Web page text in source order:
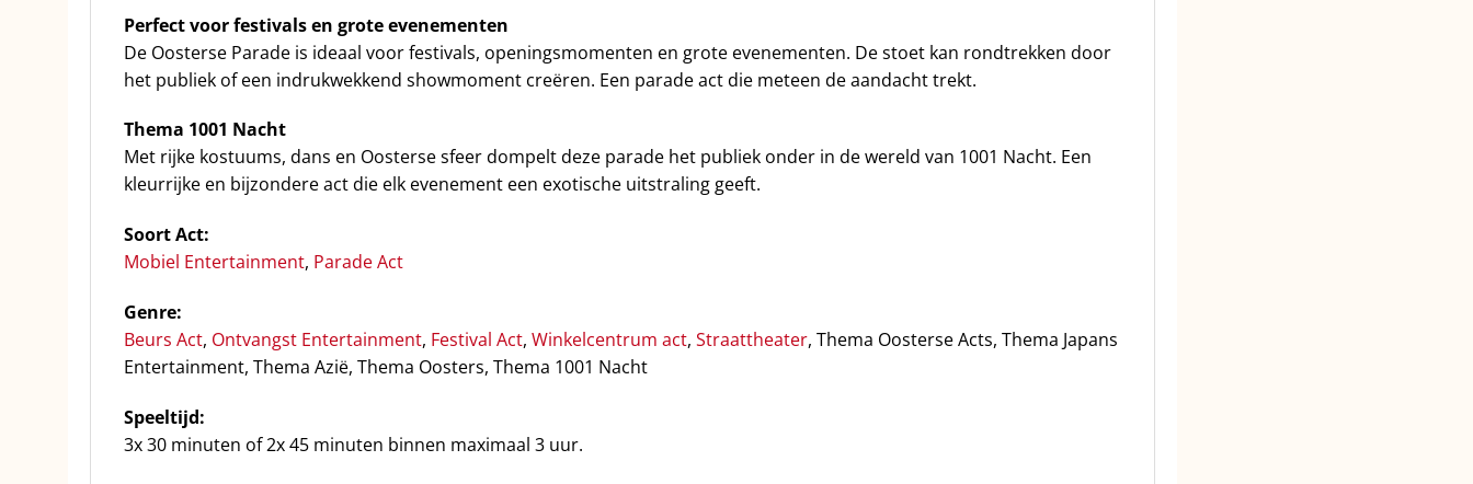
Perfect voor festivals en grote evenementen
De Oosterse Parade is ideaal voor festivals, openingsmomenten en grote evenementen. De stoet kan rondtrekken door
het publiek of een indrukwekkend showmoment creëren. Een parade act die meteen de aandacht trekt.
Thema 1001 Nacht
Met rijke kostuums, dans en Oosterse sfeer dompelt deze parade het publiek onder in de wereld van 1001 Nacht. Een
kleurrijke en bijzondere act die elk evenement een exotische uitstraling geeft.
Soort Act:
Mobiel Entertainment, Parade Act
Genre:
Beurs Act, Ontvangst Entertainment, Festival Act, Winkelcentrum act, Straattheater, Thema Oosterse Acts, Thema Japans
Entertainment, Thema Azië, Thema Oosters, Thema 1001 Nacht
Speeltijd:
3x 30 minuten of 2x 45 minuten binnen maximaal 3 uur.